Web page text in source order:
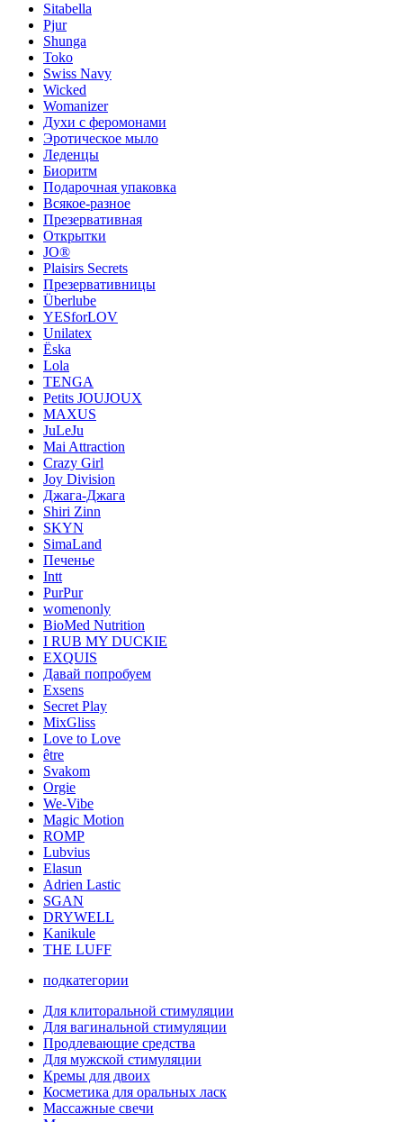
Sitabella
Pjur
Shunga
Toko
Swiss Navy
Wicked
Womanizer
Духи с феромонами
Эротическое мыло
Леденцы
Биоритм
Подарочная упаковка
Всякое-разное
Презервативная
Открытки
JO®
Plaisirs Secrets
Презервативницы
Überlube
YESforLOV
Unilatex
Ёska
Lola
TENGA
Petits JOUJOUX
MAXUS
JuLeJu
Mai Attraction
Crazy Girl
Joy Division
Джага-Джага
Shiri Zinn
SKYN
SimaLand
Печенье
Intt
PurPur
womenonly
BioMed Nutrition
I RUB MY DUCKIE
EXQUIS
Давай попробуем
Exsens
Secret Play
MixGliss
Love to Love
être
Svakom
Orgie
We-Vibe
Magic Motion
ROMP
Lubvius
Elasun
Adrien Lastic
SGAN
DRYWELL
Kanikule
THE LUFF
подкатегории
Для клиторальной стимуляции
Для вагинальной стимуляции
Продлевающие средства
Для мужской стимуляции
Кремы для двоих
Косметика для оральных ласк
Массажные свечи